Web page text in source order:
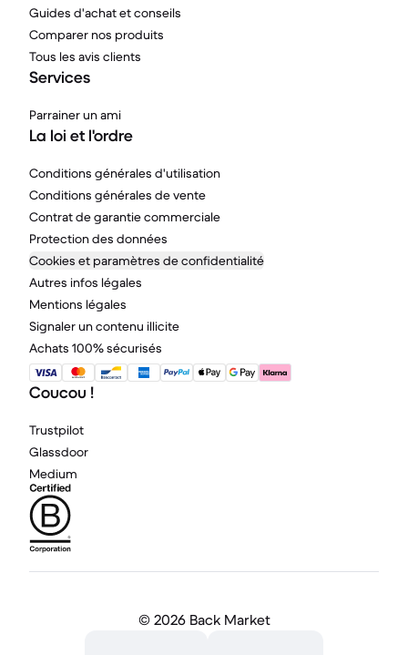
Guides d'achat et conseils
Comparer nos produits
Tous les avis clients
Services
Parrainer un ami
La loi et l'ordre
Conditions générales d'utilisation
Conditions générales de vente
Contrat de garantie commerciale
Protection des données
Cookies et paramètres de confidentialité
Autres infos légales
Mentions légales
Signaler un contenu illicite
Achats 100% sécurisés
Coucou !
Trustpilot
Glassdoor
Medium
© 2026 Back Market